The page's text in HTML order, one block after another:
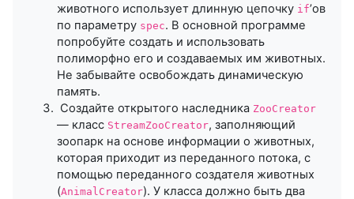
животного использует длинную цепочку if’ов
по параметру spec. В основной программе
попробуйте создать и использовать
полиморфно его и создаваемых им животных.
Не забывайте освобождать динамическую
память.
Создайте открытого наследника ZooCreator
— класс StreamZooCreator, заполняющий
зоопарк на основе информации о животных,
которая приходит из переданного потока, с
помощью переданного создателя животных
(AnimalCreator). У класса должно быть два